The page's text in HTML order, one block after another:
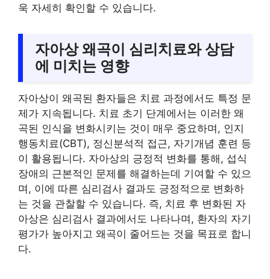
욱 자세히 확인할 수 있습니다.
자아상 왜곡이 심리치료와 상담
에 미치는 영향
자아상이 왜곡된 환자들은 치료 과정에서도 특정 문
제가 지속됩니다. 치료 초기 단계에서는 이러한 왜
곡된 인식을 변화시키는 것이 매우 중요하며, 인지
행동치료(CBT), 정신분석적 접근, 자기개념 훈련 등
이 활용됩니다. 자아상의 긍정적 변화를 통해, 섭식
장애의 근본적인 문제를 해결하는데 기여할 수 있으
며, 이에 따른 심리검사 결과도 긍정적으로 변화하
는 것을 관찰할 수 있습니다. 즉, 치료 후 변화된 자
아상은 심리검사 결과에서도 나타나며, 환자의 자기
평가가 높아지고 왜곡이 줄어드는 것을 목표로 합니
다.